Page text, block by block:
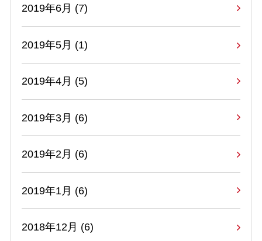
2019年6月 (7)
2019年5月 (1)
2019年4月 (5)
2019年3月 (6)
2019年2月 (6)
2019年1月 (6)
2018年12月 (6)